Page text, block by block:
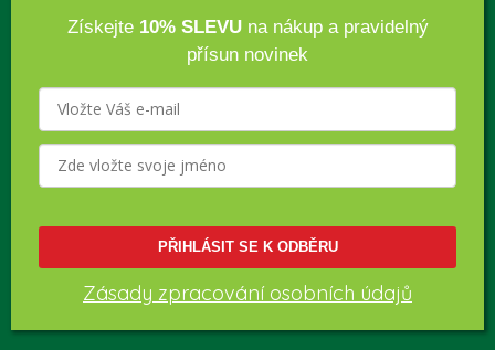
Získejte 10% SLEVUna nákup a pravidelný
přísun novinek
PŘIHLÁSIT SE K ODBĚRU
Zásady zpracování osobních údajů